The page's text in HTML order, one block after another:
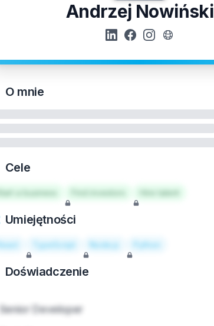
Andrzej Nowiński
O mnie
Cele
Start a business Hire talent
Umiejętności
React TypeScript Node.js Python
Doświadczenie
Senior Developer